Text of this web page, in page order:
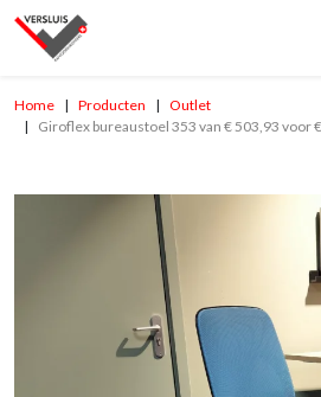
Home Producten
Outlet
Giroflex bureaustoel 353 van € 503,93 voor